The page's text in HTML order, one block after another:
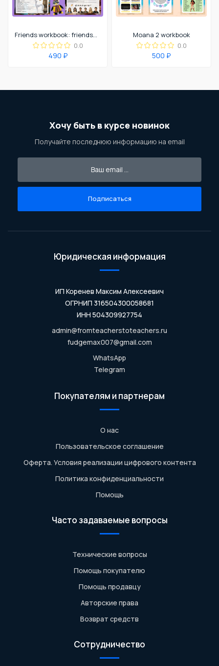
Friends workbook: friendship and relationships
0.0
490 ₽
Moana 2 workbook
0.0
500 ₽
Хочу быть в курсе новинок
Получайте последнюю информацию на email
Подписаться
Юридическая информация
ИП Коренев Максим Алексеевич
ОГРНИП 316504300058681
ИНН 504309927754
admin@fromteacherstoteachers.ru
fudgemax007@gmail.com
WhatsApp
Telegram
Покупателям и партнерам
О нас
Пользовательское соглашение
Оферта. Условия реализации цифрового контента
Политика конфиденциальности
Помощь
Часто задаваемые вопросы
Технические вопросы
Помощь покупателю
Помощь продавцу
Авторские права
Возврат средств
Сотрудничество